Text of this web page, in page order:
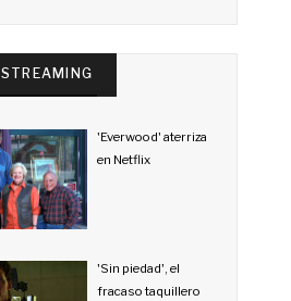
STREAMING
'Everwood' aterriza
en Netflix
'Sin piedad', el
fracaso taquillero